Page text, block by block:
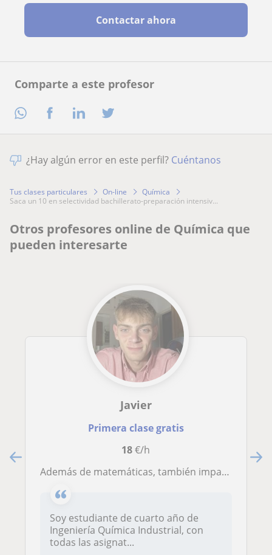
Comparte a este profesor
Contactar ahora
¿Hay algún error en este perfil? Cuéntanos
Tus clases particulares On-line
Química
saca un 10 en selectividad bachillerato-preparación intensiv...
Otros profesores online de Química que
pueden interesarte
Javier
Primera clase gratis
18€/h
Además de matemáticas, también imparto física para todas las ingenierías y transmisión de calor para ingeniería química industria
Soy estudiante de cuarto año de
Ingeniería Química Industrial, con
todas las asignat...